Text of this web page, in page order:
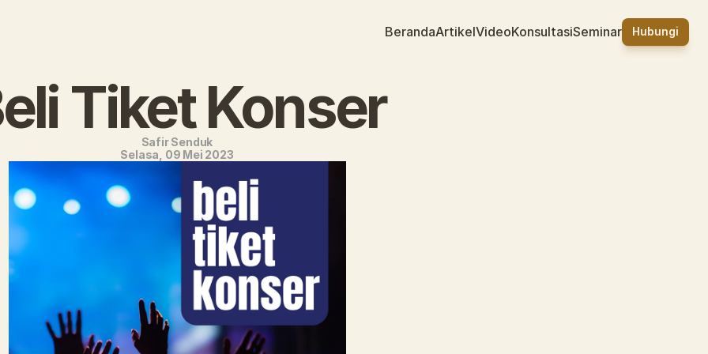
BerandaArtikelVideoKonsultasiSeminar Hubungi
Tiket Konser
Safir Senduk
Selasa, 09 Mei 2023